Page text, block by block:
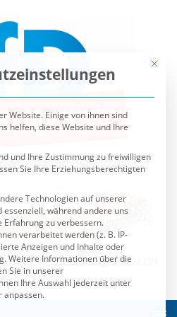
Website. Einige von ihnen sind
helfen, diese Website und Ihre
und Ihre Zustimmung zu freiwilligen
Sie Ihre Erziehungsberechtigten
Technologien auf unserer
essenziell, während andere uns
zu verbessern.
verarbeitet werden (z. B. IP-
Anzeigen und Inhalte oder
Weitere Informationen über die
Sie in unserer
Ihre Auswahl jederzeit unter
Gruppen, für die eine